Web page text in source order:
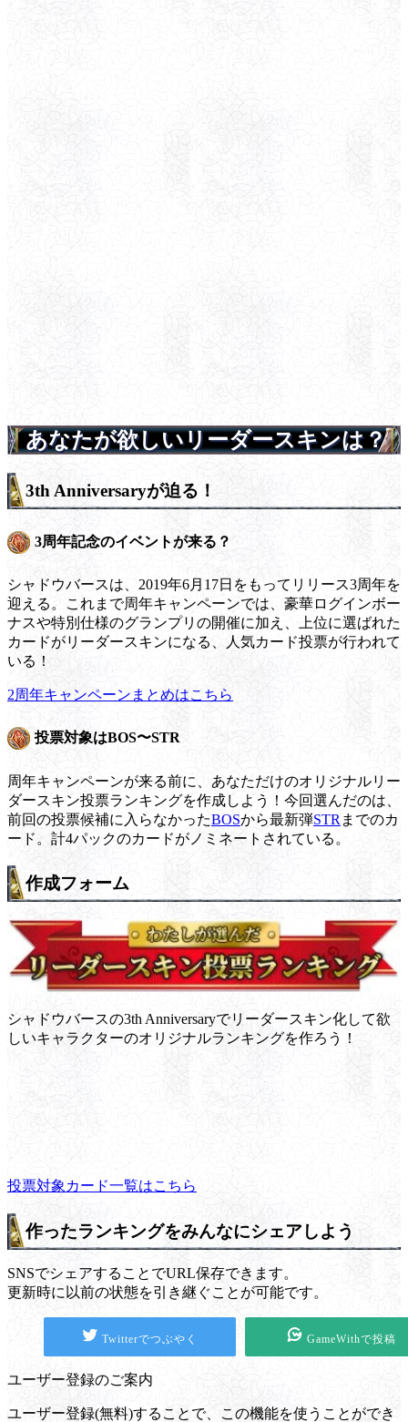
あなたが欲しいリーダースキンは？
3th Anniversaryが迫る！
3周年記念のイベントが来る？
シャドウバースは、2019年6月17日をもってリリース3周年を
迎える。これまで周年キャンペーンでは、豪華ログインボー
ナスや特別仕様のグランプリの開催に加え、上位に選ばれた
カードがリーダースキンになる、人気カード投票が行われて
いる！
2周年キャンペーンまとめはこちら
投票対象はBOS〜STR
周年キャンペーンが来る前に、あなただけのオリジナルリー
ダースキン投票ランキングを作成しよう！今回選んだのは、
前回の投票候補に入らなかったBOSから最新弾STR までのカ
ード。計4パックのカードがノミネートされている。
作成フォーム
シャドウバースの3th Anniversaryでリーダースキン化して欲
しいキャラクターのオリジナルランキングを作ろう！
投票対象カード一覧はこちら
作ったランキングをみんなにシェアしよう
SNSでシェアすることでURL保存できます。
更新時に以前の状態を引き継ぐことが可能です。
Twitterでつぶやく GameWithで投稿
ユーザー登録のご案内
ユーザー登録(無料)することで、この機能を使うことができ